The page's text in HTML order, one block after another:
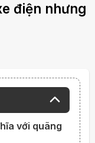
điện nhưng
với quãng